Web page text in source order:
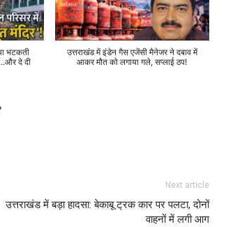
भटकती
दे दी
उत्तराखंड में इंडेन गैस एजेंसी मैनेजर ने दबाव में
आकर मौत को लगाया गले, सप्लाई ठप!
Next article
उत्तराखंड में बड़ा हादसा: बेकाबू ट्रक कार पर पलटा, दोनों
वाहनों में लगी आग